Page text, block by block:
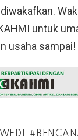
untuk
usaha sampai!